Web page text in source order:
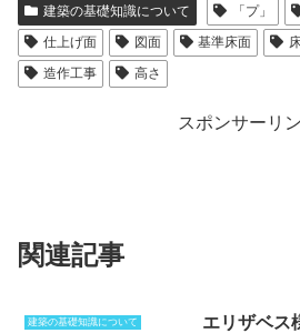
建築の基礎知識について 「プ」
仕上げ面
図面 基準床面
造作工事
高さ
スポンサーリ
関連記事
建築の基礎知識について エリザベス